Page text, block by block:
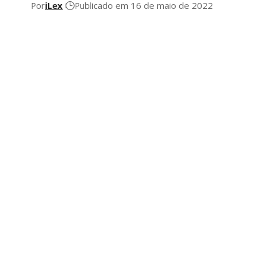
PoriLex Publicado em 16 de maio de 2022